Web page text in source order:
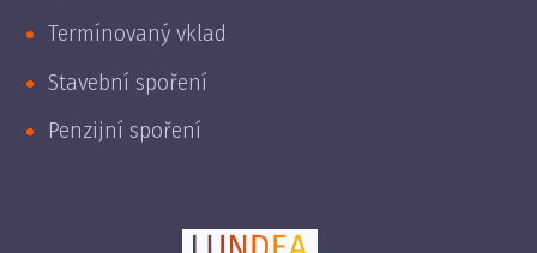
Termínovaný vklad
Stavební spoření
Penzijní spoření